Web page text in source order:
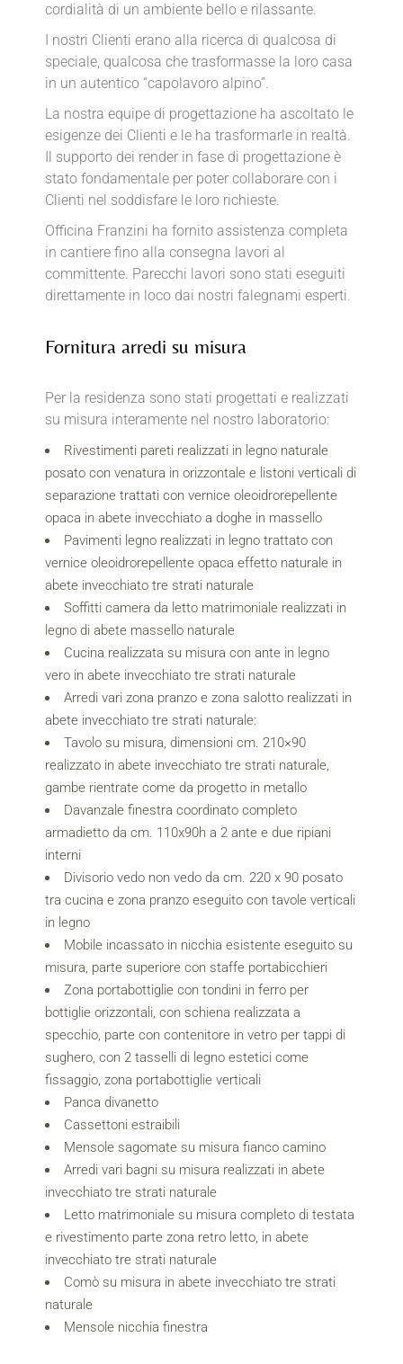
cordialità di un ambiente bello e rilassante.
I nostri Clienti erano alla ricerca di qualcosa di
speciale, qualcosa che trasformasse la loro casa
in un autentico “capolavoro alpino”.
La nostra equipe di progettazione ha ascoltato le
esigenze dei Clienti e le ha trasformarle in realtà.
Il supporto dei render in fase di progettazione è
stato fondamentale per poter collaborare con i
Clienti nel soddisfare le loro richieste.
Officina Franzini ha fornito assistenza completa
in cantiere fino alla consegna lavori al
committente. Parecchi lavori sono stati eseguiti
direttamente in loco dai nostri falegnami esperti.
Fornitura arredi su misura
Per la residenza sono stati progettati e realizzati
su misura interamente nel nostro laboratorio:
Rivestimenti pareti realizzati in legno naturale
posato con venatura in orizzontale e listoni verticali di
separazione trattati con vernice oleoidrorepellente
opaca in abete invecchiato a doghe in massello
Pavimenti legno realizzati in legno trattato con
vernice oleoidrorepellente opaca effetto naturale in
abete invecchiato tre strati naturale
Soffitti camera da letto matrimoniale realizzati in
legno di abete massello naturale
Cucina realizzata su misura con ante in legno
vero in abete invecchiato tre strati naturale
Arredi vari zona pranzo e zona salotto realizzati in
abete invecchiato tre strati naturale:
Tavolo su misura, dimensioni cm. 210×90
realizzato in abete invecchiato tre strati naturale,
gambe rientrate come da progetto in metallo
Davanzale finestra coordinato completo
armadietto da cm. 110x90h a 2 ante e due ripiani
interni
Divisorio vedo non vedo da cm. 220 x 90 posato
tra cucina e zona pranzo eseguito con tavole verticali
in legno
Mobile incassato in nicchia esistente eseguito su
misura, parte superiore con staffe portabicchieri
Zona portabottiglie con tondini in ferro per
bottiglie orizzontali, con schiena realizzata a
specchio, parte con contenitore in vetro per tappi di
sughero, con 2 tasselli di legno estetici come
fissaggio, zona portabottiglie verticali
Panca divanetto
Cassettoni estraibili
Mensole sagomate su misura fianco camino
Arredi vari bagni su misura realizzati in abete
invecchiato tre strati naturale
Letto matrimoniale su misura completo di testata
e rivestimento parte zona retro letto, in abete
invecchiato tre strati naturale
Comò su misura in abete invecchiato tre strati
naturale
Mensole nicchia finestra